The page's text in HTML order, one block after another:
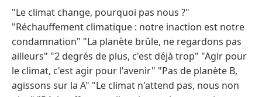
"Le climat change, pourquoi pas nous ?"
"Réchauffement climatique : notre inaction est notre
condamnation" "La planète brûle, ne regardons pas
ailleurs" "2 degrés de plus, c'est déjà trop" "Agir pour
le climat, c'est agir pour l'avenir" "Pas de planète B,
agissons sur la A" "Le climat n'attend pas, nous non